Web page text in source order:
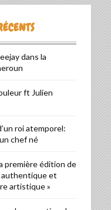
dans la
ft Julien
roi atemporel:
chef né
première édition de
authentique et
artistique »